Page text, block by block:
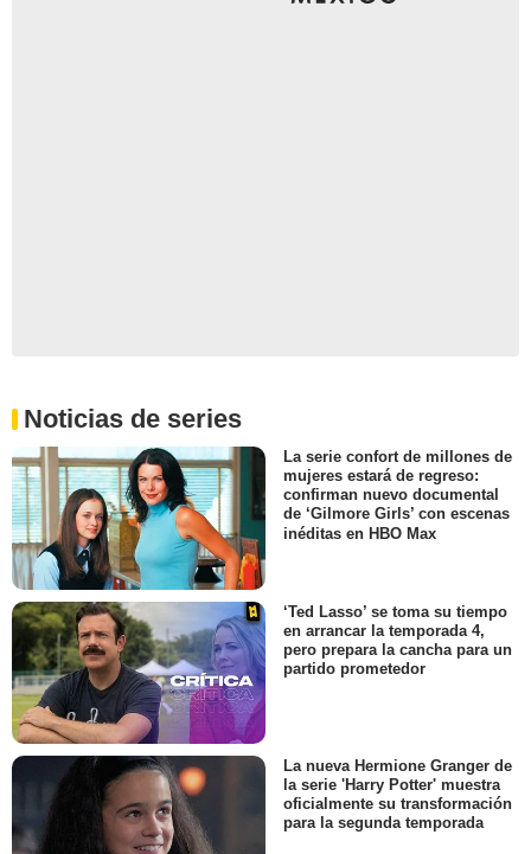
Noticias de series
La serie confort de millones de
mujeres estará de regreso:
confirman nuevo documental
de ‘Gilmore Girls’ con escenas
inéditas en HBO Max
‘Ted Lasso’ se toma su tiempo
en arrancar la temporada 4,
pero prepara la cancha para un
partido prometedor
La nueva Hermione Granger de
la serie 'Harry Potter' muestra
oficialmente su transformación
para la segunda temporada